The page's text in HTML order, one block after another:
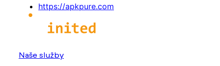
https://apkpure.com
Naše služby